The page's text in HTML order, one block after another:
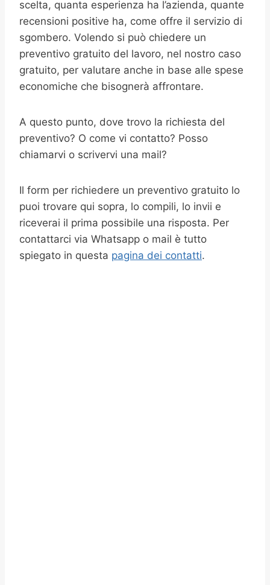
scelta, quanta esperienza ha l’azienda, quante
recensioni positive ha, come offre il servizio di
sgombero. Volendo si può chiedere un
preventivo gratuito del lavoro, nel nostro caso
gratuito, per valutare anche in base alle spese
economiche che bisognerà affrontare.
A questo punto, dove trovo la richiesta del
preventivo? O come vi contatto? Posso
chiamarvi o scrivervi una mail?
Il form per richiedere un preventivo gratuito lo
puoi trovare qui sopra, lo compili, lo invii e
riceverai il prima possibile una risposta. Per
contattarci via Whatsapp o mail è tutto
spiegato in questa pagina dei contatti.